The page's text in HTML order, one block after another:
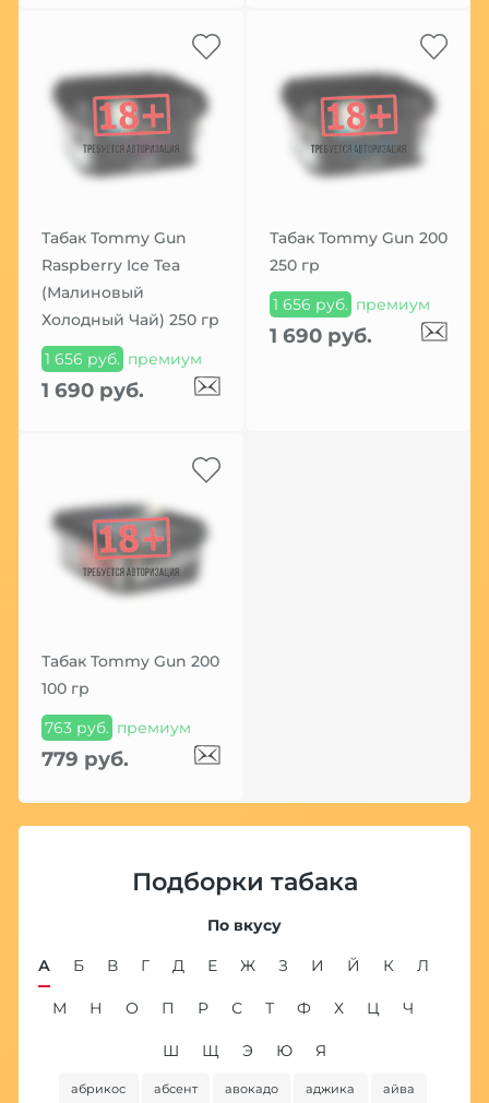
Табак Tommy Gun
Raspberry Ice Tea
(Малиновый
Холодный Чай) 250 гр
1 656 руб. премиум
1 690 руб.
Табак Tommy Gun 200
250 гр
1 656 руб. премиум
1 690 руб.
Табак Tommy Gun 200
100 гр
763 руб. премиум
779 руб.
Подборки табака
По вкусу
А Б В Г Д Е Ж З И Й К Л
М Н О П Р С Т Ф Х Ц Ч
Ш Щ Э Ю Я
абрикос абсент авокадо аджика айва